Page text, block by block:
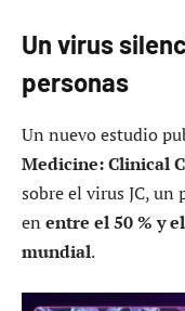
Un virus
personas
Un nuevo estudio
Medicine: Clinical
sobre el virus JC, un
en entre el 50 % y
mundial.